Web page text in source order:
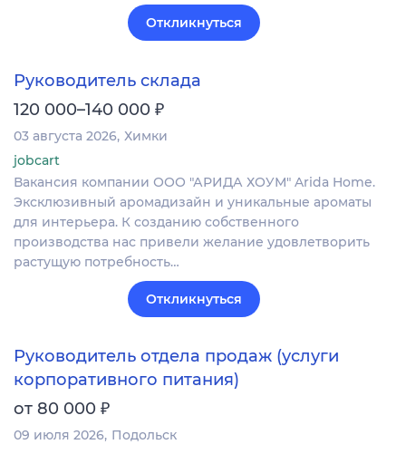
Откликнуться
Руководитель склада
120 000–140 000 ₽
03 августа 2026 Химки
jobcart
Вакансия компании ООО "АРИДА ХОУМ" Arida Home.
Эксклюзивный аромадизайн и уникальные ароматы
для интерьера. К созданию собственного
производства нас привели желание удовлетворить
растущую потребность…
Откликнуться
Руководитель отдела продаж (услуги
корпоративного питания)
от 80 000 ₽
09 июля 2026 Подольск